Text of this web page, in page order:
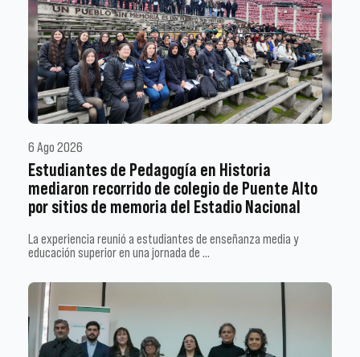
6 Ago 2026
Estudiantes de Pedagogía en Historia
mediaron recorrido de colegio de Puente Alto
por sitios de memoria del Estadio Nacional
La experiencia reunió a estudiantes de enseñanza media y
educación superior en una jornada de …